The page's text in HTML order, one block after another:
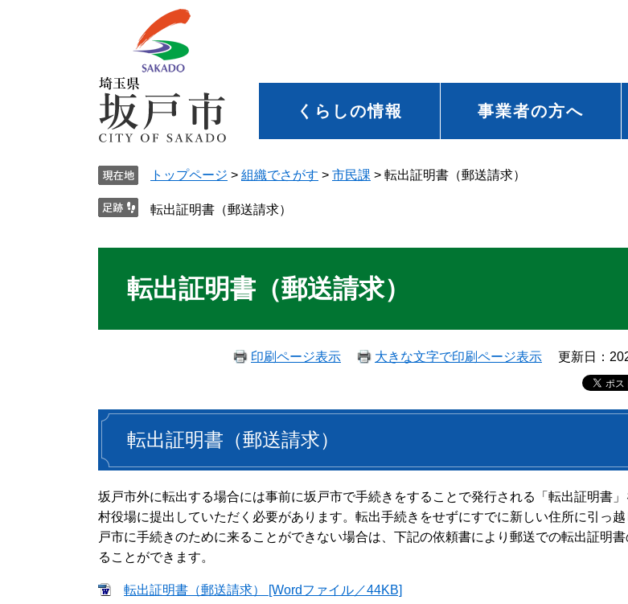
くらしの情報 事業者の方へ
トップページ > 組織でさがす > 市民課 > 転出証明書（郵送請求）
転出証明書（郵送請求）
転出証明書（郵送請求）
印刷ページ表示 大きな文字で印刷ページ表示 更新日：
転出証明書（郵送請求）
坂戸市外に転出する場合には事前に坂戸市で手続きをすることで発行される「転出証明書
村役場に提出していただく必要があります。転出手続きをせずにすでに新しい住所に引っ
戸市に手続きのために来ることができない場合は、下記の依頼書により郵送での転出証明
ることができます。
転出証明書（郵送請求） [Wordファイル／44KB]